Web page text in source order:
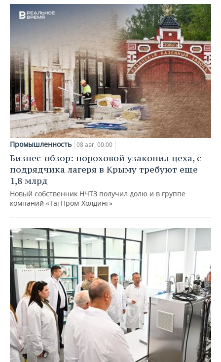
Промышленность 08 авг, 00:00
Бизнес-обзор: пороховой узаконил цеха, с
подрядчика лагеря в Крыму требуют еще
1,8 млрд
Новый собственник НЧТЗ получил долю и в группе
компаний «ТатПром-Холдинг»